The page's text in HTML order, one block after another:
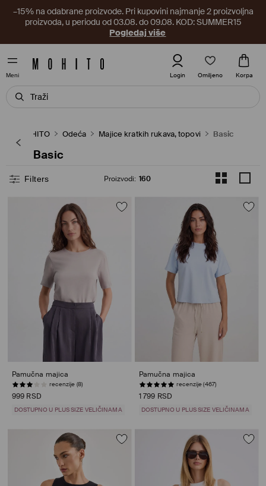
–15% na odabrane proizvode. Pri kupovini najmanje 2 proizvoljna
proizvoda, u periodu od 03.08. do 09.08. KOD: SUMMER15
Pogledaj više
Meni Login Omiljeno Korpa
MOHITO Odeća Majice kratkih rukava, topovi Basic
Basic
Filters Proizvodi: 160
Pamučna majica
recenzije (8)
999 RSD
DOSTUPNO U PLUS SIZE VELIČINAMA
Pamučna majica
recenzije (467)
1 799 RSD
DOSTUPNO U PLUS SIZE VELIČINAMA